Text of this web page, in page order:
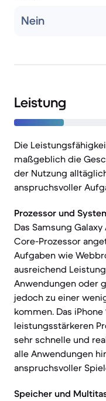
Nein
Leistung
Die
maßgeblich die
der Nutzung
anspruchsvoller
Prozessor und
Das Samsung
Core-Prozessor
Aufgaben wie
ausreichend
Anwendungen oder
jedoch zu einer
kommen. Das
leistungsstärkeren
sehr schnelle und
alle Anwendungen
anspruchsvoller
Speicher und